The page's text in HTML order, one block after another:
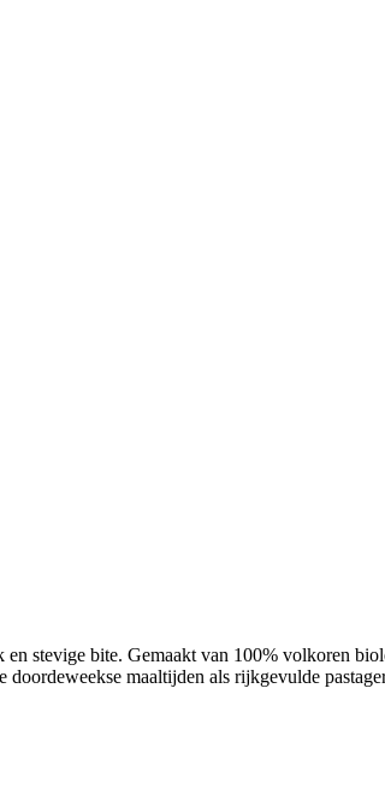
stevige bite. Gemaakt van 100% volkoren
maaltijden als rijkgevulde